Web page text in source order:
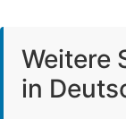
Weitere
in